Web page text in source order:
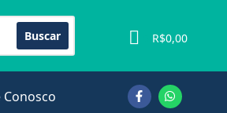
Buscar R$0,00
Conosco